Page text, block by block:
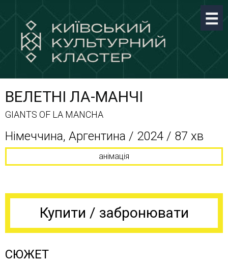
ВЕЛЕТНІ ЛА-МАНЧІ
GIANTS OF LA MANCHA
Німеччина, Аргентина / 2024 / 87 хв
анімація
Купити / забронювати
СЮЖЕТ